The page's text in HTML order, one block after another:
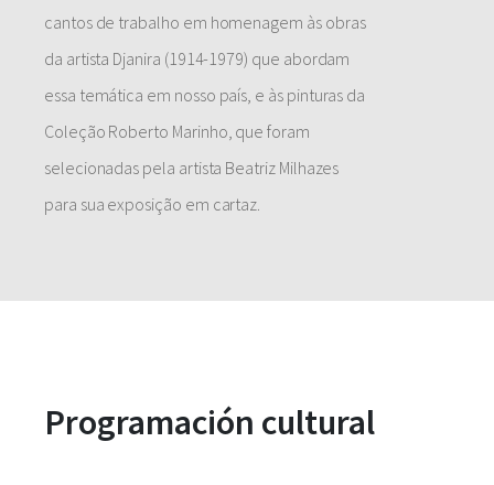
cantos de trabalho em homenagem às obras
da artista Djanira (1914-1979) que abordam
essa temática em nosso país, e às pinturas da
Coleção Roberto Marinho, que foram
selecionadas pela artista Beatriz Milhazes
para sua exposição em cartaz.
Programación cultural